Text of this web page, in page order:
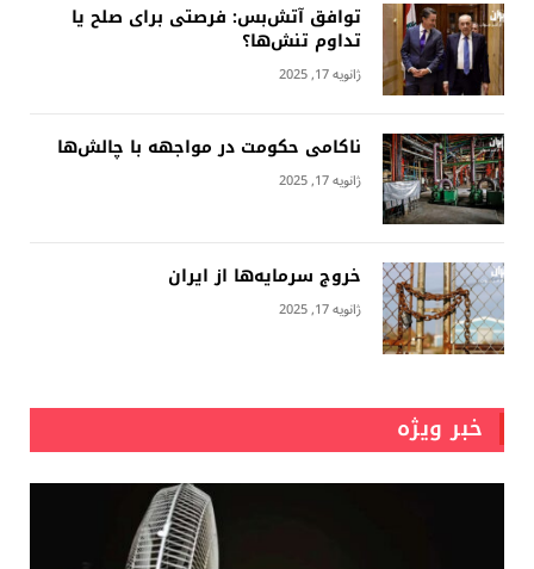
توافق آتش‌بس: فرصتی برای صلح یا
تداوم تنش‌ها؟
ژانویه 17, 2025
ناکامی حکومت در مواجهه با چالش‌ها
ژانویه 17, 2025
خروج سرمایه‌ها از ایران
ژانویه 17, 2025
خبر ویژه